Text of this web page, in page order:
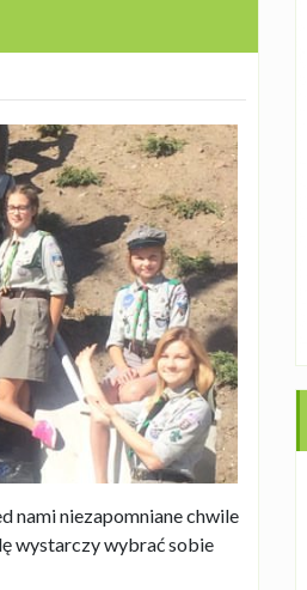
nami niezapomniane chwile
wystarczy wybrać sobie